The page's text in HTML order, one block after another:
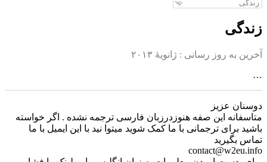
زندگی
آخرین به روز رسانی : ژانویهٔ ۲۰۱۳
…
دوسنان عزیز
متاسفانه این صفه هنوزدرزبان فارسی ترجمه نشده . اگر خواسته
باشید برای ترجمانی با ما کمک شوید میتوا نید با این ایمیل با ما
تماس بگیرید
contact@w2eu.info